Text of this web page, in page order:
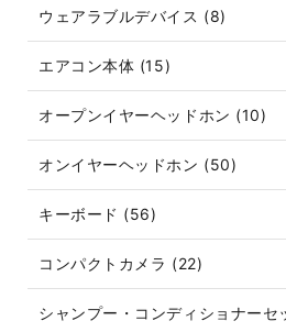
ウェアラブルデバイス (8)
エアコン本体 (15)
オープンイヤーヘッドホン (10)
オンイヤーヘッドホン (50)
キーボード (56)
コンパクトカメラ (22)
シャンプー・コンディショナー